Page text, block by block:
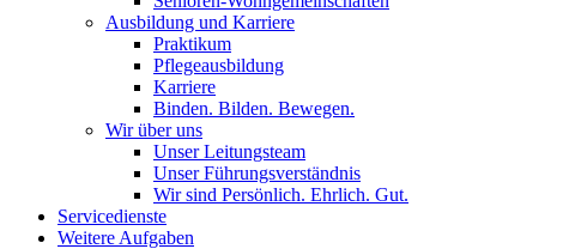
Ausbildung und Karriere
Praktikum
Pflegeausbildung
Karriere
Binden. Bilden. Bewegen.
Wir über uns
Unser Leitungsteam
Unser Führungsverständnis
Wir sind Persönlich. Ehrlich. Gut.
Servicedienste
Weitere Aufgaben